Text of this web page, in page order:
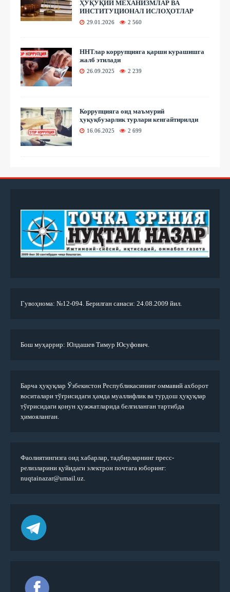
ҲУҚУҚИЙ МЕХАНИЗМЛАР ВА
ИНСТИТУЦИОНАЛ ИСЛОҲОТЛАР
29.01.2026 2 560
ННТлар коррупцияга қарши курашишга
жалб этилади
26.09.2025 2 239
Коррупцияга оид маъмурий
ҳуқуқбузарлик турлари кенгайтирилди
16.06.2025 2 699
Гувоҳнома: №12-094. Берилган санаси: 24.08.2009 йил.
Бош муҳаррир: Юлдашев Тимур Юсуфович.
Барча ҳуқуқлар Ўзбекистон Республикасининг оммавий ахборот
воситалари тўғрисидаги ҳамда муаллифлик ва турдош ҳуқуқлар
тўғрисидаги қонун ҳужжатларида белгиланган тартибда
ҳимояланган.
Фаолиятингизга оид хабарлар, тадбирларнинг пресс-
релизларини қуйидаги электрон почтага юборинг:
nuqtainazar@umail.uz.